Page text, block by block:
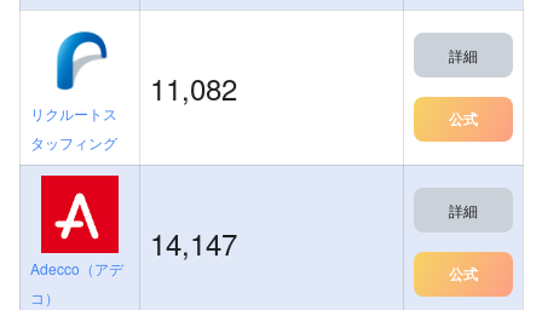
リクルートス
タッフィング
11,082
詳細
公式
Adecco（アデ
コ）
14,147
詳細
公式